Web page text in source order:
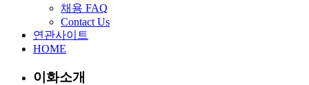
채용 FAQ
Contact Us
연관사이트
HOME
이화소개